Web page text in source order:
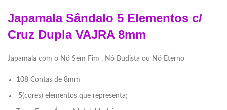
Japamala Sândalo 5 Elementos c/
Cruz Dupla VAJRA 8mm
Japamala com o Nó Sem Fim , Nó Budista ou Nó Eterno
108 Contas de 8mm
5(cores) elementos que representa;